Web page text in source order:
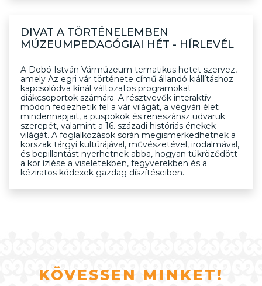
DIVAT A TÖRTÉNELEMBEN
MÚZEUMPEDAGÓGIAI HÉT - HÍRLEVÉL
A Dobó István Vármúzeum tematikus hetet szervez,
amely Az egri vár története című állandó kiállításhoz
kapcsolódva kínál változatos programokat
diákcsoportok számára. A résztvevők interaktív
módon fedezhetik fel a vár világát, a végvári élet
mindennapjait, a püspökök és reneszánsz udvaruk
szerepét, valamint a 16. századi históriás énekek
világát. A foglalkozások során megismerkedhetnek a
korszak tárgyi kultúrájával, művészetével, irodalmával,
és bepillantást nyerhetnek abba, hogyan tükröződött
a kor ízlése a viseletekben, fegyverekben és a
kéziratos kódexek gazdag díszítéseiben.
KÖVESSEN MINKET!